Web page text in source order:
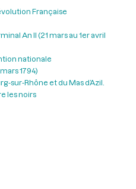
Française
An II (21 mars au 1er avril
nationale
1794)
sur-Rhône et du Mas d’Azil.
les noirs